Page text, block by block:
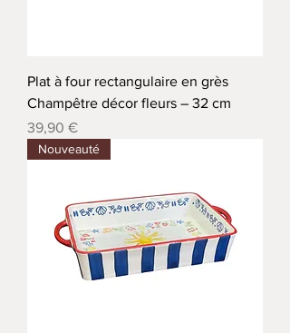
Plat à four rectangulaire en grès
Champêtre décor fleurs – 32 cm
Precio
39,90 €
Nouveauté